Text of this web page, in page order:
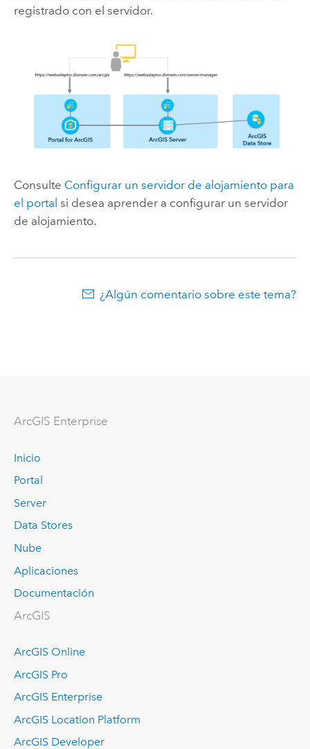
registrado con el servidor.
Consulte Configurar un servidor de alojamiento para
el portal si desea aprender a configurar un servidor
de alojamiento.
¿Algún comentario sobre este tema?
ArcGIS Enterprise
Inicio
Portal
Server
Data Stores
Nube
Aplicaciones
Documentación
ArcGIS
ArcGIS Online
ArcGIS Pro
ArcGIS Enterprise
ArcGIS Location Platform
ArcGIS Developer